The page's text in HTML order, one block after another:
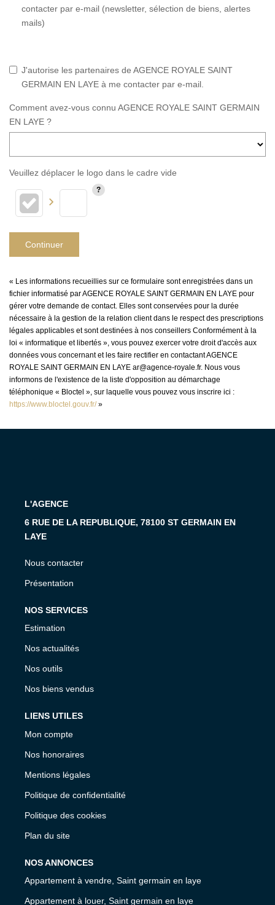
contacter par e-mail (newsletter, sélection de biens, alertes
mails)
J'autorise les partenaires de AGENCE ROYALE SAINT
GERMAIN EN LAYE à me contacter par e-mail.
Comment avez-vous connu AGENCE ROYALE SAINT GERMAIN
EN LAYE ?
Veuillez déplacer le logo dans le cadre vide
Continuer
« Les informations recueillies sur ce formulaire sont enregistrées dans un
fichier informatisé par AGENCE ROYALE SAINT GERMAIN EN LAYE pour
gérer votre demande de contact. Elles sont conservées pour la durée
nécessaire à la gestion de la relation client dans le respect des prescriptions
légales applicables et sont destinées à nos conseillers Conformément à la
loi « informatique et libertés », vous pouvez exercer votre droit d'accès aux
données vous concernant et les faire rectifier en contactant AGENCE
ROYALE SAINT GERMAIN EN LAYE ar@agence-royale.fr. Nous vous
informons de l'existence de la liste d'opposition au démarchage
téléphonique « Bloctel », sur laquelle vous pouvez vous inscrire ici :
https://www.bloctel.gouv.fr/»
L'AGENCE
6 RUE DE LA REPUBLIQUE, 78100 ST GERMAIN EN
LAYE
Nous contacter
Présentation
NOS SERVICES
Estimation
Nos actualités
Nos outils
Nos biens vendus
LIENS UTILES
Mon compte
Nos honoraires
Mentions légales
Politique de confidentialité
Politique des cookies
Plan du site
NOS ANNONCES
Appartement à vendre, Saint germain en laye
Appartement à louer, Saint germain en laye